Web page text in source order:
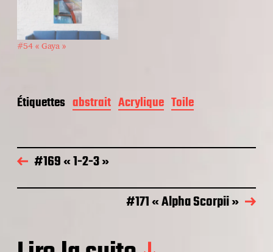
#54 « Gaya »
Étiquettes abstrait Acrylique Toile
#169 « 1-2-3 »
#171 « Alpha Scorpii »